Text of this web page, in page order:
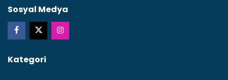
Sosyal Medya
Kategori